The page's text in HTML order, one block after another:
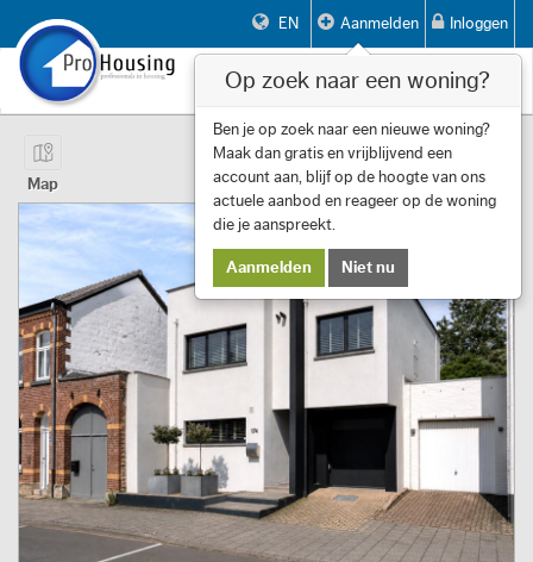
EN Aanmelden Inloggen
Toggle
Pagina 1 van 14 Item 1 tot 10 van 133
Map
First Previous Next Last
Op zoek naar een woning?
Ben je op zoek naar een nieuwe woning?
Maak dan gratis en vrijblijvend een
account aan, blijf op de hoogte van ons
actuele aanbod en reageer op de woning
die je aanspreekt.
Aanmelden Niet nu